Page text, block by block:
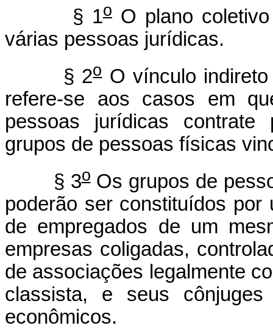
§ 1o O plano
várias pessoas jurídicas.
§ 2oO vínculo indireto
refere-se aos casos em
pessoas jurídicas contrate
grupos de pessoas físicas
§ 3oOs grupos de
poderão ser constituídos
de empregados de um
empresas coligadas,
de associações legalmente
classista, e seus
econômicos.